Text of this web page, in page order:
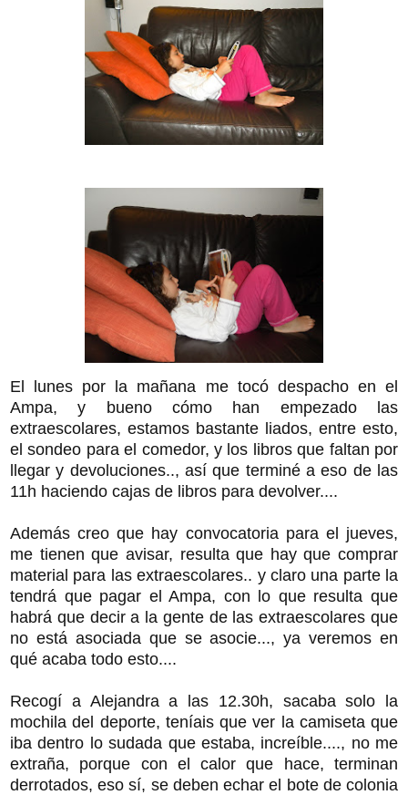
El lunes por la mañana me tocó despacho en el
Ampa, y bueno cómo han empezado las
extraescolares, estamos bastante liados, entre esto,
el sondeo para el comedor, y los libros que faltan por
llegar y devoluciones.., así que terminé a eso de las
11h haciendo cajas de libros para devolver....
Además creo que hay convocatoria para el jueves,
me tienen que avisar, resulta que hay que comprar
material para las extraescolares.. y claro una parte la
tendrá que pagar el Ampa, con lo que resulta que
habrá que decir a la gente de las extraescolares que
no está asociada que se asocie..., ya veremos en
qué acaba todo esto....
Recogí a Alejandra a las 12.30h, sacaba solo la
mochila del deporte, teníais que ver la camiseta que
iba dentro lo sudada que estaba, increíble...., no me
extraña, porque con el calor que hace, terminan
derrotados, eso sí, se deben echar el bote de colonia